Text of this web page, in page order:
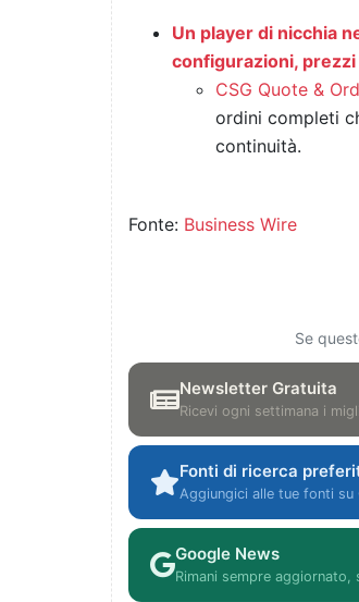
Un player di nicchia
configurazioni,
CSG Quote &
ordini completi
continuità.
Fonte: Business Wire
Se
Newsletter Gratuita
Ricevi ogni settimana i
Fonti di ricerca
Aggiungici alle tue fonti su
Google News
Rimani sempre aggiornato,